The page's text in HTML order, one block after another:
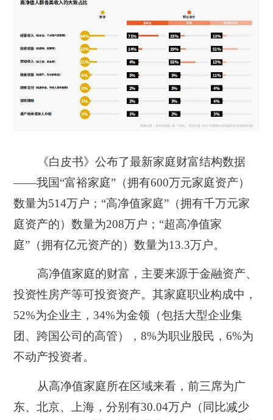
《白皮书》公布了最新家庭财富结构数据
——我国“富裕家庭” （拥有600万元家庭资产）
数量为514万户；“高净值家庭” （拥有千万元家
庭资产的）数量为208万户；“超高净值家
庭” （拥有亿元资产的）数量为13.3万户。
高净值家庭的财富，主要来源于金融资产、
投资性房产等可投资资产。其家庭职业构成中，
52%为企业主，34%为金领 （包括大型企业集
团、跨国公司的高管）
，8%为职业股民，6%为
不动产投资者。
从高净值家庭所在区域来看，前三席为广
东、北京、上海，分别有30.04万户 （同比减少